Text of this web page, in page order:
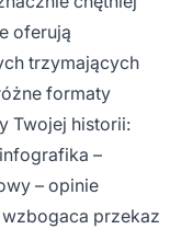
oferują
trzymających
formaty
Twojej historii:
–
– opinie
przekaz